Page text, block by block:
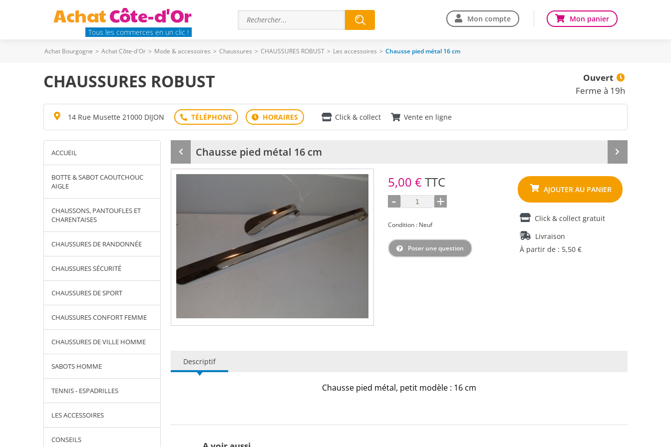
AchatCôte-d'Or
Tous les commerces en un clic !
Mon compte Mon panier
Achat Bourgogne > Achat Côte-d'Or > Mode & accessoires > Chaussures > CHAUSSURES ROBUST > Les accessoires > Chausse pied métal 16 cm
CHAUSSURES ROBUST
Ouvert
Ferme à 19h
14 Rue Musette 21000 DIJON Click & collect Vente en ligne
ACCUEIL
BOTTE & SABOT CAOUTCHOUC
AIGLE
CHAUSSONS, PANTOUFLES ET
CHARENTAISES
CHAUSSURES DE RANDONNÉE
CHAUSSURES SÉCURITÉ
CHAUSSURES DE SPORT
CHAUSSURES CONFORT FEMME
CHAUSSURES DE VILLE HOMME
SABOTS HOMME
TENNIS - ESPADRILLES
LES ACCESSOIRES
CONSEILS
Produit
précédent
Chausse pied métal 16 cm
Produit
suivant
5,00 €TTC
- +
Condition : Neuf
Poser une question
Click & collect gratuit
Livraison
À partir de : 5,50 €
Descriptif
Chausse pied métal, petit modèle : 16 cm